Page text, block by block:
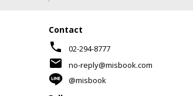
Contact
phone 02-294-8777
mail
no-reply@misbook.com
@misbook